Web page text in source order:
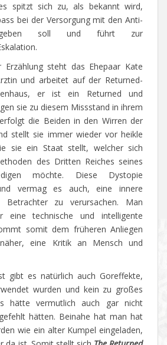
spitzt sich zu, als bekannt wird,
bei der Versorgung mit den Anti-
geben soll und führt zur
steht das Ehepaar Kate
und arbeitet auf der Returned-
er ist ein Returned und
sie zu diesem Missstand in ihrem
die Beiden in den Wirren der
stellt sie immer wieder vor heikle
sie ein Staat stellt, welcher sich
des Dritten Reiches seines
möchte. Diese Dystopie
vermag es auch, eine innere
Betrachter zu verursachen. Man
eine technische und intelligente
somit dem früheren Anliegen
eine Kritik an Mensch und
gibt es natürlich auch Goreffekte,
wurden und kein zu großes
hätte vermutlich auch gar nicht
hätten. Beinahe hat man hat
wie ein alter Kumpel eingeladen,